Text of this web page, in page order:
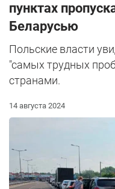
пунктах
Беларусью
Польские власти
"самых трудных
странами.
14 августа 2024